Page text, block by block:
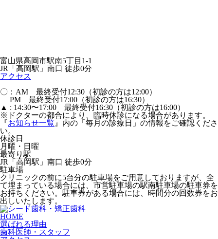
富山県高岡市駅南5丁目1-1
JR「高岡駅」南口 徒歩0分
アクセス
〇：AM 最終受付12:30（初診の方は12:00）
PM 最終受付17:00（初診の方は16:30）
▲ : 14:30〜17:00 最終受付16:30（初診の方は16:00）
※ドクターの都合により、臨時休診になる場合があります。
『お知らせ一覧 』内の「毎月の診療日」の情報をご確認くださ
い。
休診日
月曜・日曜
最寄り駅
JR「高岡駅」南口 徒歩0分
駐車場
クリニックの前に5台分の駐車場をご用意しておりますが、全
て埋まっている場合には、市営駐車場の駅南駐車場の駐車券を
お持ちください。駐車券がある場合には、時間分の回数券をお
出しいたします。
HOME
選ばれる理由
歯科医師・スタッフ